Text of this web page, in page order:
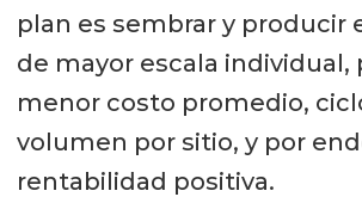
plan es sembrar y producir
de mayor escala individual,
menor costo promedio,
volumen por sitio, y por
rentabilidad positiva.